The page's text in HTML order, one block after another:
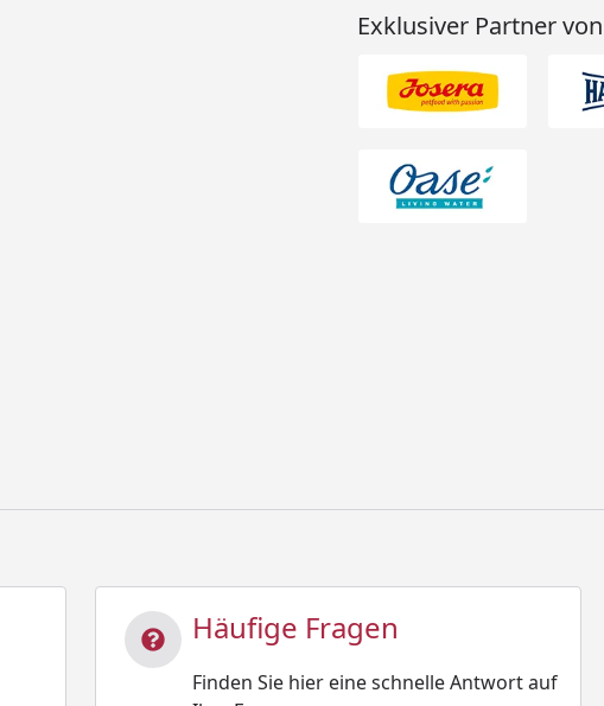
Exklusiver Partner von
Häufige Fragen
Finden Sie hier eine schnelle Antwort auf